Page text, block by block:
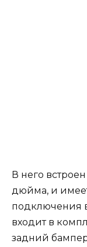
В него
дюйма, и
подключения
входит в
задний